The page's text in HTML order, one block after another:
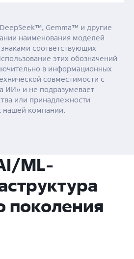
Gemma™ и другие
наименования моделей
соответствующих
этих обозначений
в информационных
совместимости с
ИИ» и не подразумевает
или принадлежности
нашей компании.
ML-
поколения